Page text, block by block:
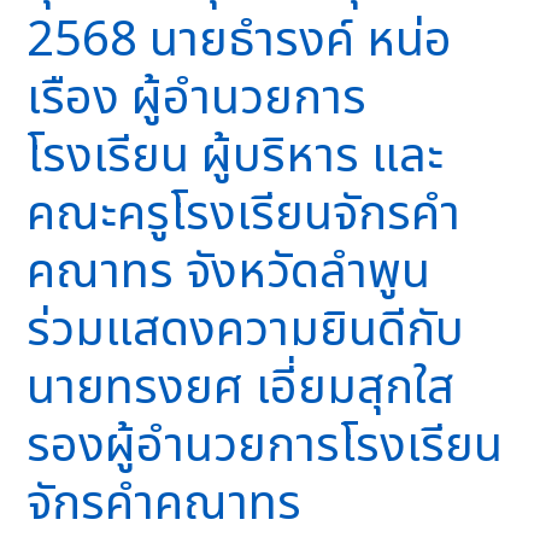
2568 นายธำรงค์ หน่อ
เรือง ผู้อำนวยการ
โรงเรียน ผู้บริหาร และ
คณะครูโรงเรียนจักรคำ
คณาทร จังหวัดลำพูน
ร่วมแสดงความยินดีกับ
นายทรงยศ เอี่ยมสุกใส
รองผู้อำนวยการโรงเรียน
จักรคำคณาทร